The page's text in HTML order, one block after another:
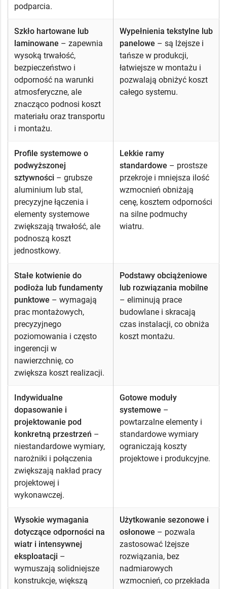
podparcia.
Szkło hartowane lub
laminowane – zapewnia
wysoką trwałość,
bezpieczeństwo i
odporność na warunki
atmosferyczne, ale
znacząco podnosi koszt
materiału oraz transportu
i montażu.
Wypełnienia tekstylne lub
panelowe – są lżejsze i
tańsze w produkcji,
łatwiejsze w montażu i
pozwalają obniżyć koszt
całego systemu.
Profile systemowe o
podwyższonej
sztywności – grubsze
aluminium lub stal,
precyzyjne łączenia i
elementy systemowe
zwiększają trwałość, ale
podnoszą koszt
jednostkowy.
Lekkie ramy
standardowe – prostsze
przekroje i mniejsza ilość
wzmocnień obniżają
cenę, kosztem odporności
na silne podmuchy
wiatru.
Stałe kotwienie do
podłoża lub fundamenty
punktowe – wymagają
prac montażowych,
precyzyjnego
poziomowania i często
ingerencji w
nawierzchnię, co
zwiększa koszt realizacji.
Podstawy obciążeniowe
lub rozwiązania mobilne
– eliminują prace
budowlane i skracają
czas instalacji, co obniża
koszt montażu.
Indywidualne
dopasowanie i
projektowanie pod
konkretną przestrzeń –
niestandardowe wymiary,
narożniki i połączenia
zwiększają nakład pracy
projektowej i
wykonawczej.
Gotowe moduły
systemowe –
powtarzalne elementy i
standardowe wymiary
ograniczają koszty
projektowe i produkcyjne.
Wysokie wymagania
dotyczące odporności na
wiatr i intensywnej
eksploatacji –
wymuszają solidniejsze
konstrukcje, większą
Użytkowanie sezonowe i
osłonowe – pozwala
zastosować lżejsze
rozwiązania, bez
nadmiarowych
wzmocnień, co przekłada